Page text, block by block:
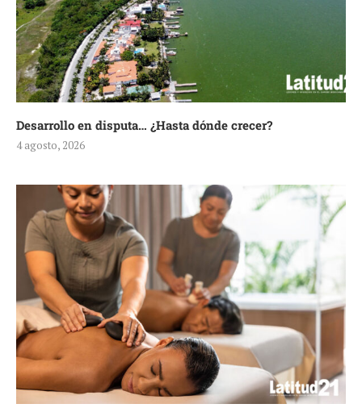
Desarrollo en disputa… ¿Hasta dónde crecer?
4 agosto, 2026